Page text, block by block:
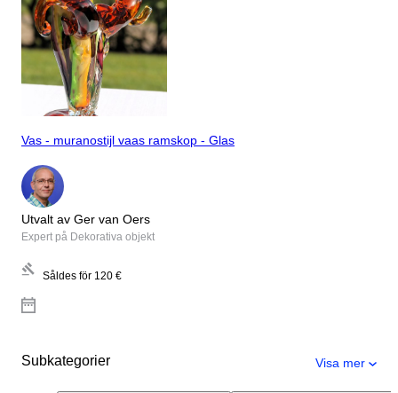
Vas - muranostijl vaas ramskop - Glas
Utvalt av Ger van Oers
Expert på Dekorativa objekt
Såldes för 120 €
Subkategorier Visa mer